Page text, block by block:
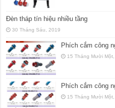
Đèn tháp tín hiệu nhiều tầng
30 Tháng Sáu, 2019
Phích cắm công
15 Tháng Mười
Phích cắm công
15 Tháng Mười